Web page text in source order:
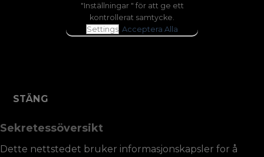
"Inställningar " för att ge ett
kontrollerat samtycke.
Settings Acceptera Alla
STÄNG
Sekretessöversikt
Dette nettstedet bruker informasjonskapsler for å